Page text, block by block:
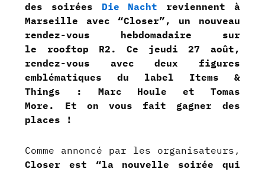
des soirées Die Nacht reviennent à
Marseille avec “Closer”, un nouveau
rendez-vous hebdomadaire sur
le rooftop R2. Ce jeudi 27 août,
rendez-vous avec deux figures
emblématiques du label Items &
Things : Marc Houle et Tomas
More. Et on vous fait gagner des
places !
Comme annoncé par les organisateurs,
Closer est “la nouvelle soirée qui